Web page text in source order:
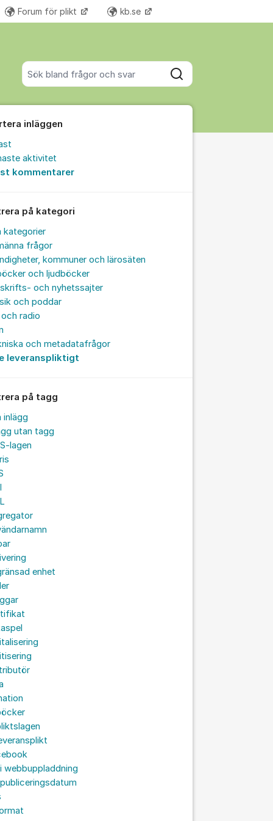
Sök bland alla inlägg
Sök
Forum för plikt kb.se Fler supportlänkar
inläggen
aktivitet
kommentarer
på kategori
kategorier
frågor
kommuner och lärosäten
och ljudböcker
och nyhetssajter
och poddar
radio
och metadatafrågor
leveranspliktigt
på tagg
inlägg
utan tagg
lagen
enhet
webbuppladdning